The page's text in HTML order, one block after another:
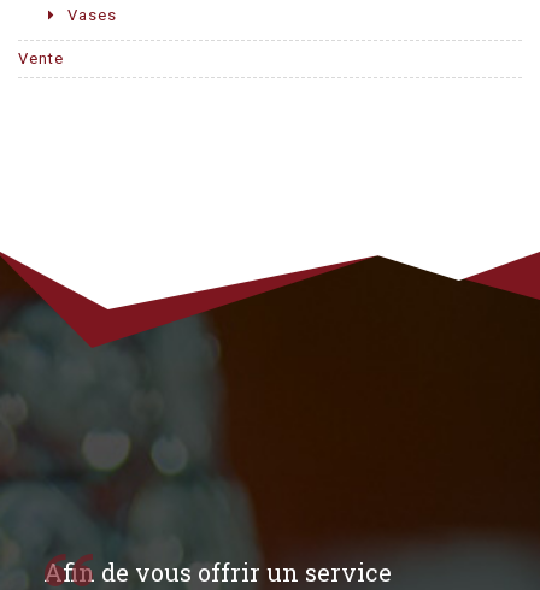
Vases
Vente
Afin de vous offrir un service